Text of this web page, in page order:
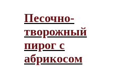
Песочно-
творожный
пирог с
абрикосом